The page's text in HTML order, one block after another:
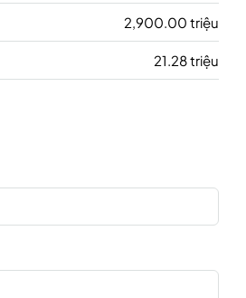
2,900.00 triệu
21.28 triệu